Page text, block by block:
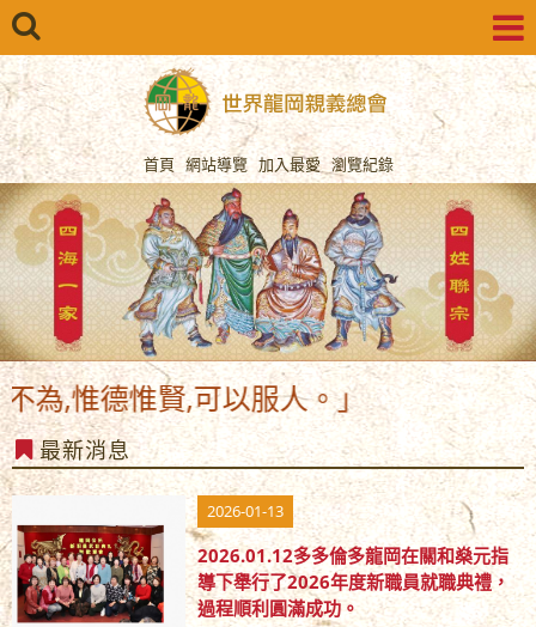
首頁 網站導覽 加入最愛 瀏覽紀錄
德惟賢,可以服人。」
最新消息
2026-01-13
2026.01.12多多倫多龍岡在關和燊元指
導下舉行了2026年度新職員就職典禮，
過程順利圓滿成功。